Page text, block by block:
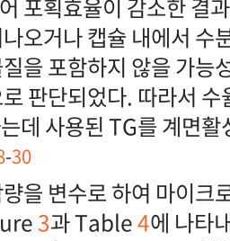
포획효율이 감소한 결
오거나 캡슐 내에서 수
을 포함하지 않을 가능
판단되었다. 따라서
데 사용된 TG를 계면활
-30
을 변수로 하여 마이크
3과 Table4에 나타